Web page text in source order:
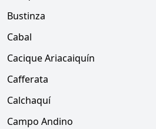
Bustinza
Cabal
Cacique Ariacaiquín
Cafferata
Calchaquí
Campo Andino